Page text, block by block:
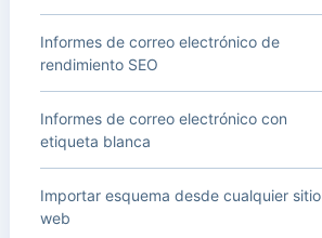
Informes de correo electrónico de
rendimiento SEO
Informes de correo electrónico con
etiqueta blanca
Importar esquema desde cualquier sitio
web